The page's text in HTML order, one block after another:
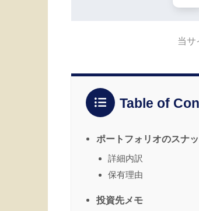
当サ
Table of
ポートフォリオのスナ
詳細内訳
保有理由
投資先メモ